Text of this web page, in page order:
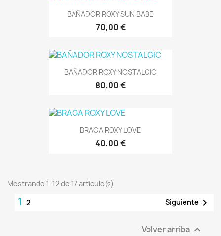
BAÑADOR ROXY SUN BABE
70,00 €
BAÑADOR ROXY NOSTALGIC
80,00 €
BRAGA ROXY LOVE
40,00 €
Mostrando 1-12 de 17 artículo(s)
1 2 Siguiente 
Volver arriba 